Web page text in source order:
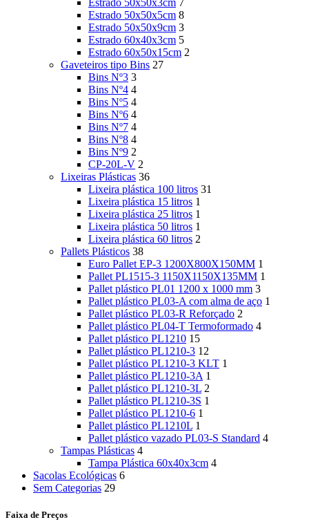
Estrado 50x50x3cm 7
Estrado 50x50x5cm 8
Estrado 50x50x9cm 3
Estrado 60x40x3cm 5
Estrado 60x50x15cm 2
Gaveteiros tipo Bins 27
Bins Nº3 3
Bins Nº4 4
Bins Nº5 4
Bins Nº6 4
Bins Nº7 4
Bins Nº8 4
Bins Nº9 2
CP-20L-V 2
Lixeiras Plásticas 36
Lixeira plástica 100 litros 31
Lixeira plástica 15 litros 1
Lixeira plástica 25 litros 1
Lixeira plástica 50 litros 1
Lixeira plástica 60 litros 2
Pallets Plásticos 38
Euro Pallet EP-3 1200X800X150MM 1
Pallet PL1515-3 1150X1150X135MM 1
Pallet plástico PL01 1200 x 1000 mm 3
Pallet plástico PL03-A com alma de aço 1
Pallet plástico PL03-R Reforçado 2
Pallet plástico PL04-T Termoformado 4
Pallet plástico PL1210 15
Pallet plástico PL1210-3 12
Pallet plástico PL1210-3 KLT 1
Pallet plástico PL1210-3A 1
Pallet plástico PL1210-3L 2
Pallet plástico PL1210-3S 1
Pallet plástico PL1210-6 1
Pallet plástico PL1210L 1
Pallet plástico vazado PL03-S Standard 4
Tampas Plásticas 4
Tampa Plástica 60x40x3cm 4
Sacolas Ecológicas 6
Sem Categorias 29
Faixa de Preços